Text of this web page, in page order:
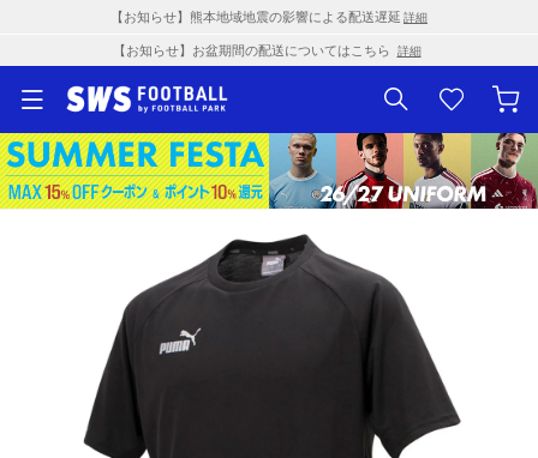
【お知らせ】熊本地域地震の影響による配送遅延 詳細
【お知らせ】お盆期間の配送についてはこちら 詳細